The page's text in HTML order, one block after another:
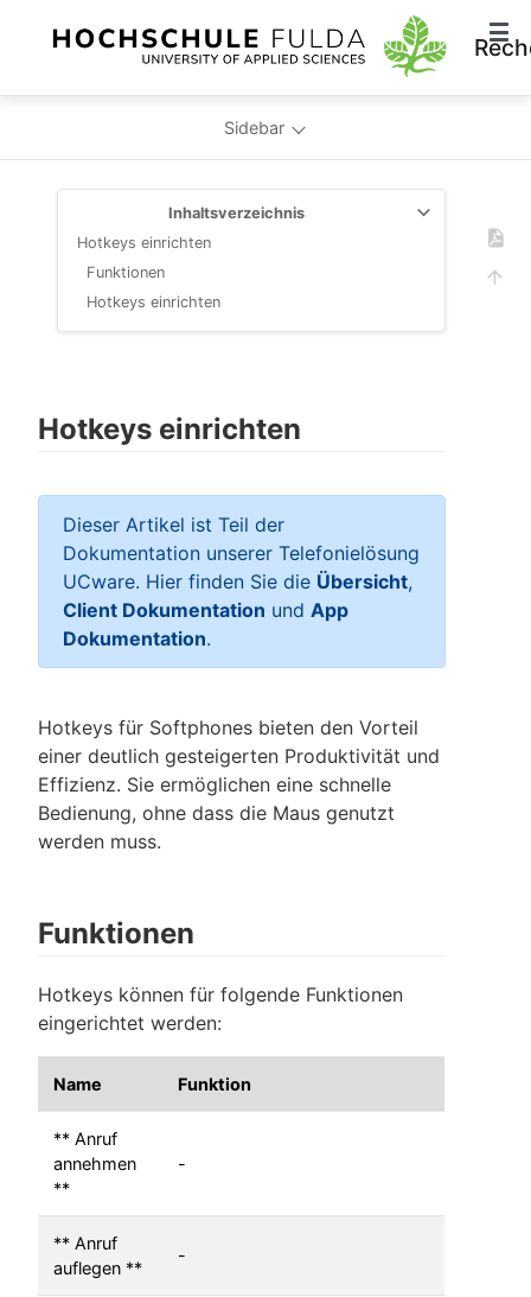
Sidebar
Inhaltsverzeichnis
Hotkeys einrichten
Funktionen
Hotkeys einrichten
Hotkeys einrichten
Dieser Artikel ist Teil der
Dokumentation unserer Telefonielösung
UCware. Hier finden Sie die Übersicht,
Client Dokumentation und App
Dokumentation.
Hotkeys für Softphones bieten den Vorteil
einer deutlich gesteigerten Produktivität und
Effizienz. Sie ermöglichen eine schnelle
Bedienung, ohne dass die Maus genutzt
werden muss.
Funktionen
Hotkeys können für folgende Funktionen
eingerichtet werden:
Name Funktion
** Anruf
annehmen
**
-
** Anruf
auflegen **
-